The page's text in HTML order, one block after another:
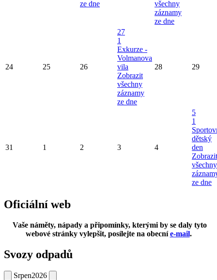
ze dne
všechny
záznamy
ze dne
24 25 26
27
1
Exkurze -
Volmanova
vila
Zobrazit
všechny
záznamy
ze dne
28 29
31 1 2 3 4
5
1
dětský
den
Zobrazit
všechny
ze dne
Oficiální web
Vaše náměty, nápady a připomínky, kterými by se daly tyto
webové stránky vylepšit, posílejte na obecníe-mail.
Svozy odpadů
Srpen2026